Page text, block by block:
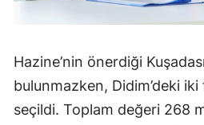
Hazine’nin önerdiği
bulunmazken, Didim’deki
seçildi. Toplam değeri 268